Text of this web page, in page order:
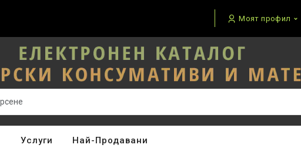
Моят профил
Услуги Най-Продавани